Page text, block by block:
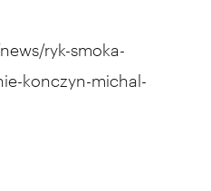
ryk-smoka-
konczyn-michal-